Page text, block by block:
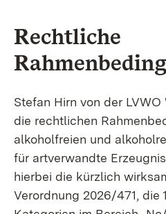
Rechtliche
Stefan Hirn von der
die rechtlichen
alkoholfreien und
für artverwandte
hierbei die kürzlich
Verordnung 2026/471, die